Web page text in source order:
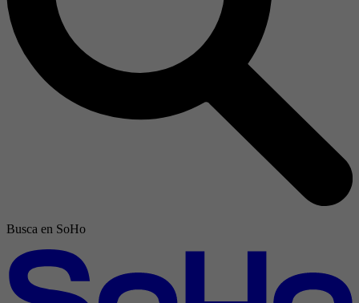
Busca en SoHo